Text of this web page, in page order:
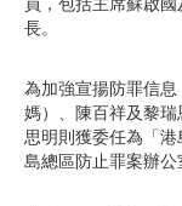
長。
為加強宣揚防罪信
媽）、陳百祥及黎
思明則獲委任為「
島總區防止罪案辦公